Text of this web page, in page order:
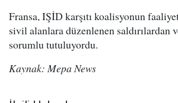
Fransa, IŞİD karşıtı koalisyonun
sivil alanlara düzenlenen saldırılardan
sorumlu tutuluyordu.
Kaynak: Mepa News